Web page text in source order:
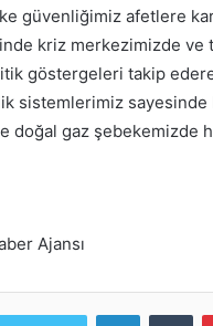
güvenliğimiz afetlere
kriz merkezimizde ve
göstergeleri takip
sistemlerimiz
doğal gaz şebekemizde
Ajansı
LinkedIn